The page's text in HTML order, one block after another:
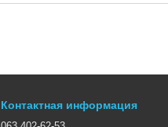
Контактная информация